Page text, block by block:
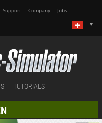
Support Company Jobs
TUTORIALS